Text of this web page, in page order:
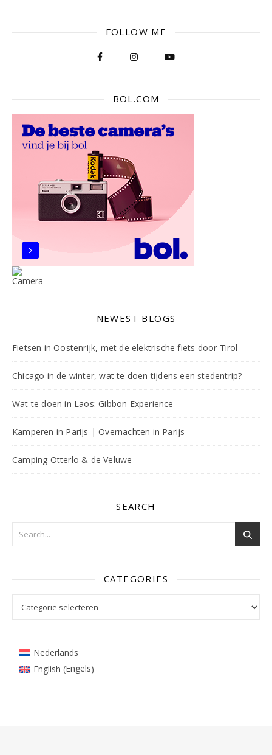
FOLLOW ME
BOL.COM
NEWEST BLOGS
Fietsen in Oostenrijk, met de elektrische fiets door Tirol
Chicago in de winter, wat te doen tijdens een stedentrip?
Wat te doen in Laos: Gibbon Experience
Kamperen in Parijs | Overnachten in Parijs
Camping Otterlo & de Veluwe
SEARCH
CATEGORIES
Nederlands
English (Engels)